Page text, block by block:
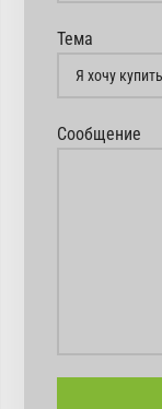
Тема
Сообщение